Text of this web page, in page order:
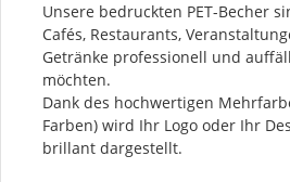
Unsere bedruckten PET-Becher
Cafés, Restaurants,
Getränke professionell und
möchten.
Dank des hochwertigen
Farben) wird Ihr Logo oder Ihr
brillant dargestellt.